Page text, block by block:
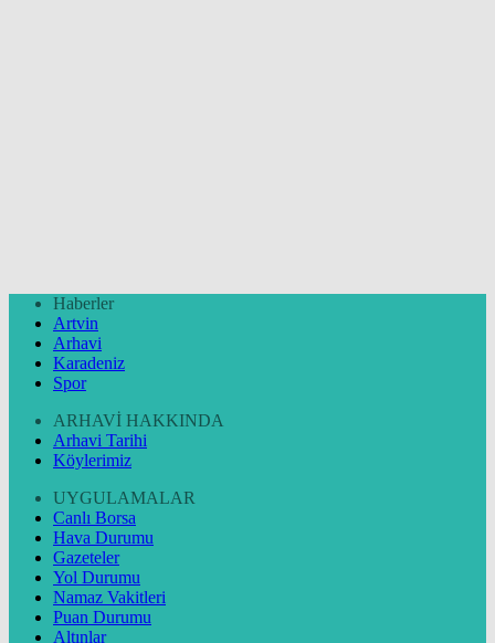
Haberler
Artvin
Arhavi
Karadeniz
Spor
ARHAVİ HAKKINDA
Arhavi Tarihi
Köylerimiz
UYGULAMALAR
Canlı Borsa
Hava Durumu
Gazeteler
Yol Durumu
Namaz Vakitleri
Puan Durumu
Altınlar